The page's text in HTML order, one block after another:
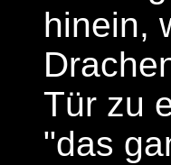
hinein,
Tür zu
"das